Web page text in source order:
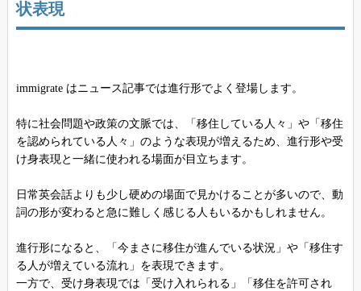
状表現
immigrate はニュース記事では進行形でよく登場します。
特に社会問題や政策の文脈では、「移住している人々」や「移住
を認められている人々」のような表現が増えるため、進行形や受
け身表現と一緒に使われる場面が目立ちます。
日常英会話よりも少し硬めの場面で見かけることが多いので、動
詞の形が変わると急に難しく感じる人もいるかもしれません。
進行形になると、「今まさに移住が進んでいる状況」や「移住す
る人が増えている流れ」を表現できます。
一方で、受け身表現では「受け入れられる」「移住を許可され